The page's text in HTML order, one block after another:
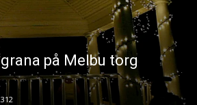
på Melbu torg
312